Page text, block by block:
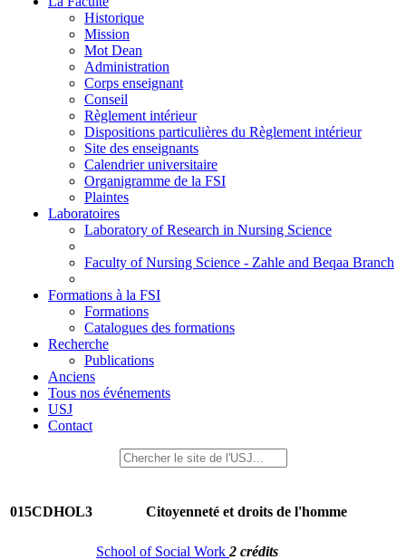
Historique
Mission
Mot Dean
Administration
Corps enseignant
Conseil
Règlement intérieur
Dispositions particulières du Règlement intérieur
Site des enseignants
Calendrier universitaire
Organigramme de la FSI
Plaintes
Laboratoires
Laboratory of Research in Nursing Science
Faculty of Nursing Science - Zahle and Beqaa Branch
Formations à la FSI
Formations
Catalogues des formations
Recherche
Publications
Anciens
Tous nos événements
USJ
Contact
015CDHOL3 Citoyenneté et droits de l'homme
School of Social Work 2 crédits